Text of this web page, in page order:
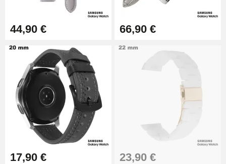
44,90 € 66,90 €
17,90 € 23,90 €